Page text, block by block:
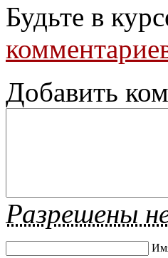
Будьте в
Добавить
Разрешены